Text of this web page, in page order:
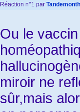
Réaction n°1 par
Ou le
miroir ne
sûr,mais